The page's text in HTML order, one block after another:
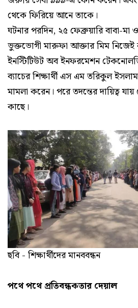
থেকে ফিরিয়ে আনে তাকে।
ঘটনার পরদিন, ২৫ ফেব্রুয়ারি বাবা-মা
ভুক্তভোগী মারুফা আক্তার মিম নিজেই
ইনস্টিটিউট অব ইনফরমেশন
ব্যাচের শিক্ষার্থী এস এম তরিকুল
মামলা করেন। পরে তদন্তের দায়িত্ব
কাছে।
ছবি - শিক্ষার্থীদের মানববন্ধন
পথে পথে প্রতিবন্ধকতার দেয়াল